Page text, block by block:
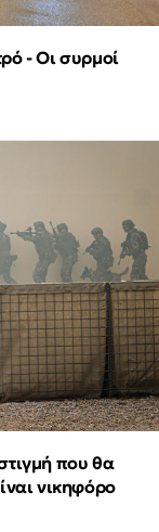
- Οι συρμοί
που θα
νικηφόρο